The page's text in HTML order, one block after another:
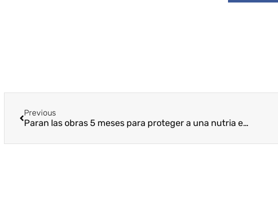
Previous
Paran las obras 5 meses para proteger a una nutria embarazada